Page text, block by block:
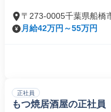
〒273-0005千葉県船橋
月給42万円～55万円
正社員
もつ焼居酒屋の正社員